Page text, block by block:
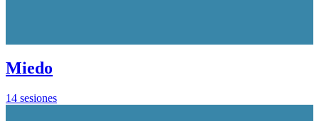
Miedo
14 sesiones